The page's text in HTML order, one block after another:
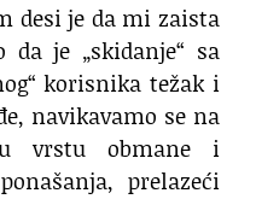
desi je da mi zaista
da je „skidanje“ sa
korisnika težak i
navikavamo se na
vrstu obmane i
prelazeći